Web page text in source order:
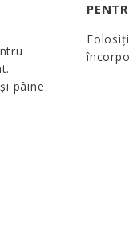
pâine.